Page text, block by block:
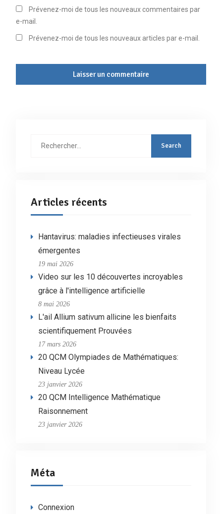
Prévenez-moi de tous les nouveaux commentaires par
e-mail.
Prévenez-moi de tous les nouveaux articles par e-mail.
Articles récents
Hantavirus: maladies infectieuses virales
émergentes
19 mai 2026
Video sur les 10 découvertes incroyables
grâce à l'intelligence artificielle
8 mai 2026
L'ail Allium sativum allicine les bienfaits
scientifiquement Prouvées
17 mars 2026
20 QCM Olympiades de Mathématiques:
Niveau Lycée
23 janvier 2026
20 QCM Intelligence Mathématique
Raisonnement
23 janvier 2026
Méta
Connexion